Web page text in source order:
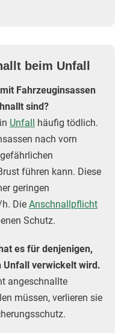
beim Unfall
Fahrzeuginsassen
sind?
Unfall
häufig tödlich.
nach vorn
führen kann. Diese
geringen
Die Anschnallpflicht
Schutz.
es für denjenigen,
Unfall verwickelt wird.
angeschnallte
müssen, verlieren sie